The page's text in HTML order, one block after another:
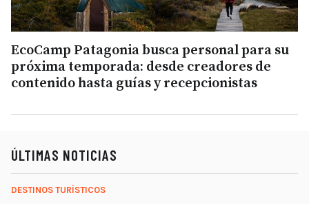
EcoCamp Patagonia busca personal para su
próxima temporada: desde creadores de
contenido hasta guías y recepcionistas
ÚLTIMAS NOTICIAS
DESTINOS TURÍSTICOS